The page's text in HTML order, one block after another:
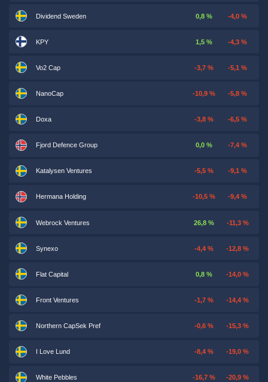
Dividend Sweden 0,8 % -4,0 %
KPY 1,5 % -4,3 %
Vo2 Cap -3,7 % -5,1 %
NanoCap -10,9 % -5,8 %
Doxa -3,8 % -6,5 %
Fjord Defence Group 0,0 % -7,4 %
Katalysen Ventures -5,5 % -9,1 %
Hermana Holding -10,5 % -9,4 %
Webrock Ventures 26,8 % -11,3 %
Synexo -4,4 % -12,8 %
Flat Capital 0,8 % -14,0 %
Front Ventures -1,7 % -14,4 %
Northern CapSek Pref -0,6 % -15,3 %
I Love Lund -8,4 % -19,0 %
White Pebbles -16,7 % -20,9 %